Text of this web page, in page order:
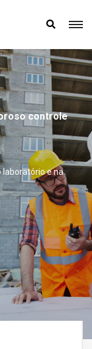
certo
controle
laboratório e na
site
que pegam